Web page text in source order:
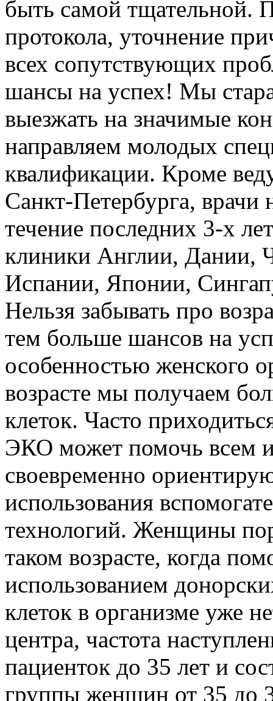
быть самой тщательной.
протокола, уточнение
всех сопутствующих
шансы на успех! Мы
выезжать на значимые
направляем молодых
квалификации. Кроме
Санкт-­Петербурга, врачи
течение последних 3-­х
клиники Англии, Дании,
Испании, Японии,
Нельзя забывать про
тем больше шансов на
особенностью женского
возрасте мы получаем
клеток. Часто
ЭКО может помочь всем и
своевременно
использования
технологий. Женщины
таком возрасте, когда
использованием
клеток в организме уже
центра, частота
пациенток до 35 лет и
группы женщин от 35 до